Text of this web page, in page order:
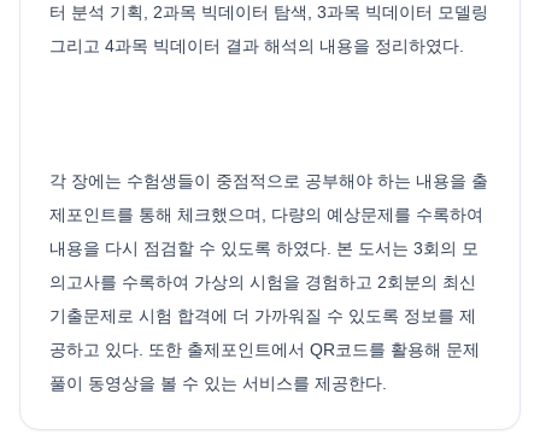
터 분석 기획, 2과목 빅데이터 탐색, 3과목 빅데이터 모델링
그리고 4과목 빅데이터 결과 해석의 내용을 정리하였다.
각 장에는 수험생들이 중점적으로 공부해야 하는 내용을 출
제포인트를 통해 체크했으며, 다량의 예상문제를 수록하여
내용을 다시 점검할 수 있도록 하였다. 본 도서는 3회의 모
의고사를 수록하여 가상의 시험을 경험하고 2회분의 최신
기출문제로 시험 합격에 더 가까워질 수 있도록 정보를 제
공하고 있다. 또한 출제포인트에서 QR코드를 활용해 문제
풀이 동영상을 볼 수 있는 서비스를 제공한다.